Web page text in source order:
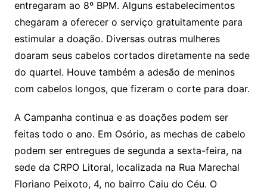
entregaram ao 8º BPM. Alguns estabelecimentos
chegaram a oferecer o serviço gratuitamente para
estimular a doação. Diversas outras mulheres
doaram seus cabelos cortados diretamente na sede
do quartel. Houve também a adesão de meninos
com cabelos longos, que fizeram o corte para doar.
A Campanha continua e as doações podem ser
feitas todo o ano. Em Osório, as mechas de cabelo
podem ser entregues de segunda a sexta-feira, na
sede da CRPO Litoral, localizada na Rua Marechal
Floriano Peixoto, 4, no bairro Caiu do Céu. O